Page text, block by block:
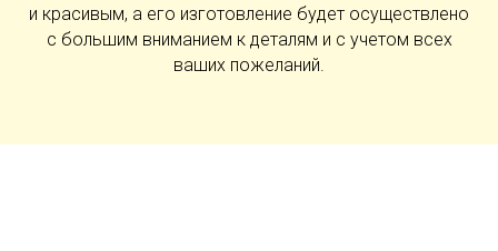
и красивым, а его изготовление будет осуществлено
с большим вниманием к деталям и с учетом всех
ваших пожеланий.